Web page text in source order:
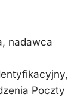
nadawca
Poczty